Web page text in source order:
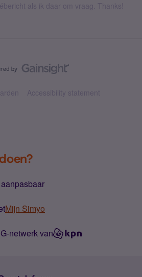
als ik daar om vraag. Thanks!
Accessibility statement
Mijn Simyo
netwerk van